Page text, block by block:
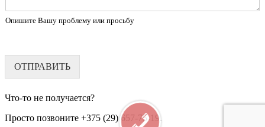
Опишите Вашу проблему или просьбу
ОТПРАВИТЬ
Что-то не получается?
Просто позвоните +375 (29) 657-75-19.